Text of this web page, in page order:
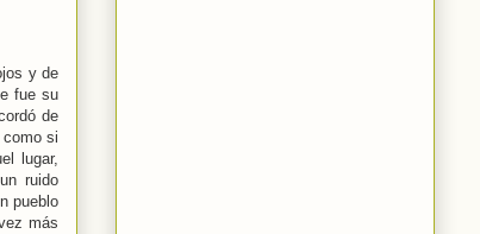
y de
fue su
de
si
lugar,
ruido
pueblo
más